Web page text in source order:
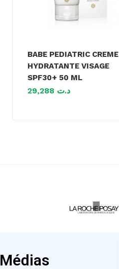
BABE PEDIATRIC CREME
HYDRATANTE VISAGE
SPF30+ 50 ML
د.ت
Médias